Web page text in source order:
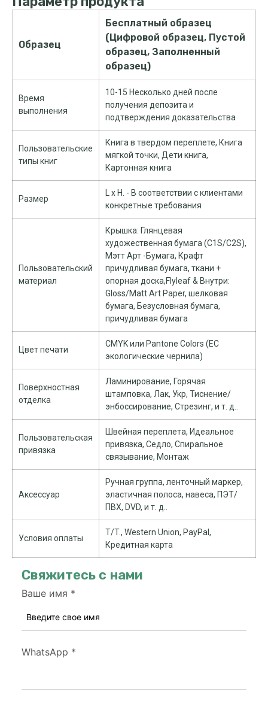
Образец
Бесплатный образец
(Цифровой образец, Пустой
образец, Заполненный
образец)
Время
выполнения
10-15 Несколько дней после
получения депозита и
подтверждения доказательства
Пользовательские
типы книг
Книга в твердом переплете, Книга
мягкой точки, Дети книга,
Картонная книга
Размер
L x H. - В соответствии с клиентами
конкретные требования
Пользовательский
материал
Крышка: Глянцевая
художественная бумага (C1S/C2S),
Мэтт Арт -Бумага, Крафт
причудливая бумага, ткани +
опорная доска,Flyleaf & Внутри:
Gloss/Matt Art Paper, шелковая
бумага, Безусловная бумага,
причудливая бумага
Цвет печати
CMYK или Pantone Colors (ЕС
экологические чернила)
Поверхностная
отделка
Ламинирование, Горячая
штамповка, Лак, Укр, Тиснение/
энбоссирование, Стрезинг, и т. д..
Пользовательская
привязка
Швейная переплета, Идеальное
привязка, Седло, Спиральное
связывание, Монтаж
Аксессуар
Ручная группа, ленточный маркер,
эластичная полоса, навеса, ПЭТ/
ПВХ, DVD, и т. д..
Условия оплаты
T/T., Western Union, PayPal,
Кредитная карта
Свяжитесь с нами
Ваше имя *
WhatsApp *